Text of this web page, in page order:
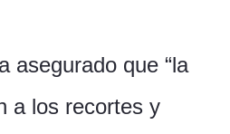
asegurado que “la
a los recortes y